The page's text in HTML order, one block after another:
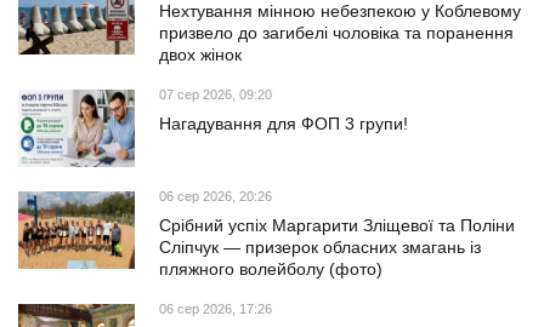
Нехтування мінною небезпекою у Коблевому
призвело до загибелі чоловіка та поранення
двох жінок
07 сер 2026, 09:20
Нагадування для ФОП 3 групи!
06 сер 2026, 20:26
Срібний успіх Маргарити Зліщевої та Поліни
Сліпчук — призерок обласних змагань із
пляжного волейболу (фото)
06 сер 2026, 17:26